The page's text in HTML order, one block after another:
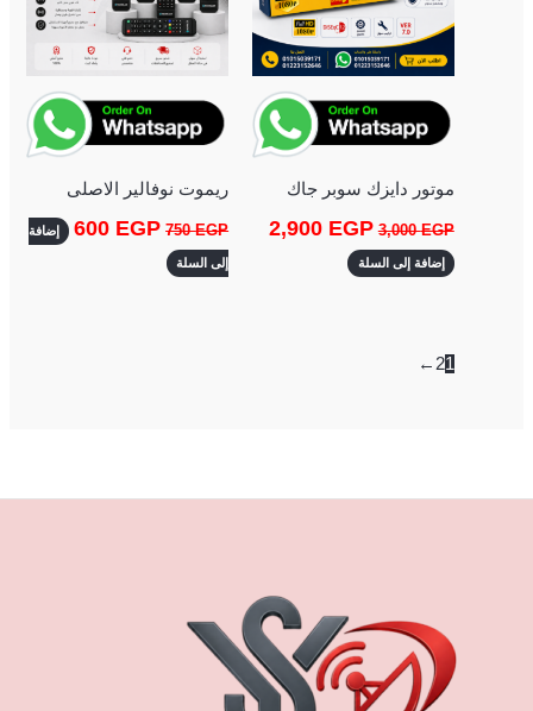
موتور دايزك سوبر جاك
3,000EGP
2,900 EGP
إضافة إلى السلة
ريموت نوفالير الاصلى
750EGP
600 EGP إضافة
إلى السلة
1
2
←